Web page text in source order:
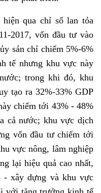
qua chỉ số lan tỏa
2017, vốn đầu tư vào
sản chỉ chiếm 5%-6%
tế nhưng khu vực này
trong khi đó, khu
tạo ra 32%-33% GDP
chiếm tới 43% - 48%
cả nước; khu vực dịch
vốn đầu tư chiếm tới
vực nông, lâm nghiệp
lại hiệu quả cao nhất,
- xây dựng và khu vực